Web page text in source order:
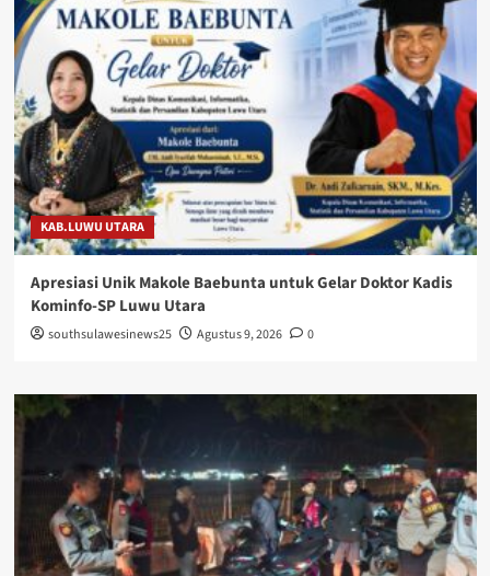
KAB.LUWU UTARA
Apresiasi Unik Makole Baebunta untuk Gelar Doktor Kadis
Kominfo-SP Luwu Utara
southsulawesinews25 Agustus 9, 2026 0